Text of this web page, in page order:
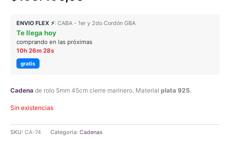
ENVIO FLEX ⚡: CABA - 1er y 2do Cordón GBA
Te llega hoy
comprando en las próximas
10h 26m 28s
gratis
Cadena de rolo 5mm 45cm cierre marinero. Material plata 925.
Sin existencias
SKU: CA-74 Categoría: Cadenas